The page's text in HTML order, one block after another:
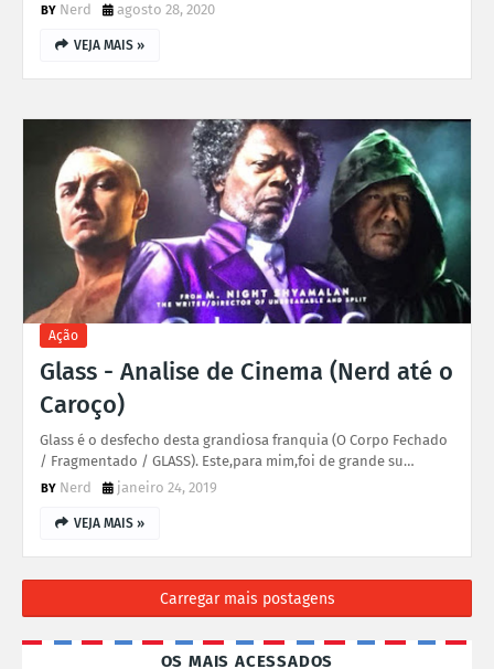
Nerd
agosto 28, 2020
VEJA MAIS »
Ação
Glass - Analise de Cinema (Nerd até o
Caroço)
Glass é o desfecho desta grandiosa franquia (O Corpo Fechado
/ Fragmentado / GLASS). Este,para mim,foi de grande su…
Nerd
janeiro 24, 2019
VEJA MAIS »
Carregar mais postagens
OS MAIS ACESSADOS